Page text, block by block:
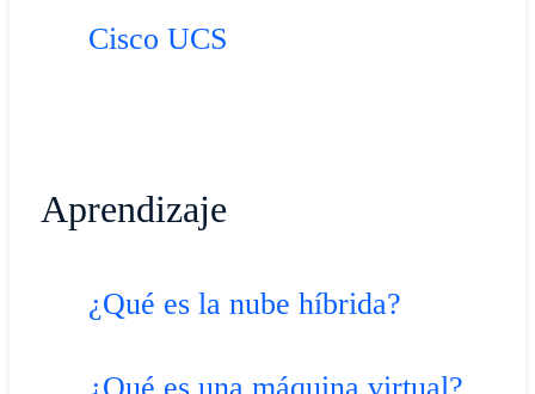
Cisco UCS
Aprendizaje
¿Qué es la nube híbrida?